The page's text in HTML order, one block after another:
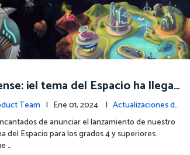
¡el tema del Espacio ha llega
los grados 4 y superiores!
Team | Ene 01, 2024 | Actualizaciones d
de anunciar el lanzamiento de nuestro
del Espacio para los grados 4 y superiores.
…